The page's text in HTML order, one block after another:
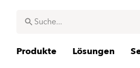
Produkte Lösungen